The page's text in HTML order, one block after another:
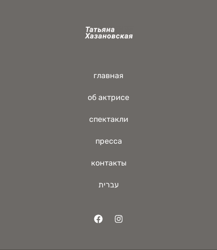
главная
об актрисе
спектакли
пресса
контакты
עברית